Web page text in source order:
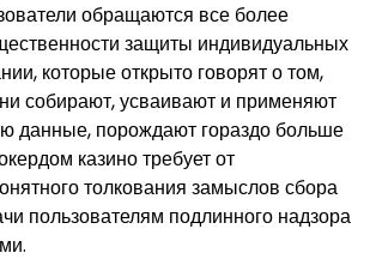
обращаются все более
защиты индивидуальных
которые открыто говорят о том,
собирают, усваивают и применяют
данные, порождают гораздо больше
казино требует от
толкования замыслов сбора
пользователям подлинного надзора